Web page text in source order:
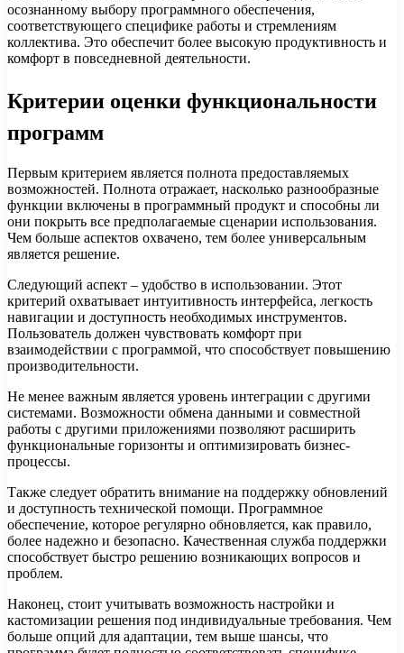
осознанному выбору программного обеспечения,
соответствующего специфике работы и стремлениям
коллектива. Это обеспечит более высокую продуктивность и
комфорт в повседневной деятельности.
Критерии оценки функциональности
программ
Первым критерием является полнота предоставляемых
возможностей. Полнота отражает, насколько разнообразные
функции включены в программный продукт и способны ли
они покрыть все предполагаемые сценарии использования.
Чем больше аспектов охвачено, тем более универсальным
является решение.
Следующий аспект – удобство в использовании. Этот
критерий охватывает интуитивность интерфейса, легкость
навигации и доступность необходимых инструментов.
Пользователь должен чувствовать комфорт при
взаимодействии с программой, что способствует повышению
производительности.
Не менее важным является уровень интеграции с другими
системами. Возможности обмена данными и совместной
работы с другими приложениями позволяют расширить
функциональные горизонты и оптимизировать бизнес-
процессы.
Также следует обратить внимание на поддержку обновлений
и доступность технической помощи. Программное
обеспечение, которое регулярно обновляется, как правило,
более надежно и безопасно. Качественная служба поддержки
способствует быстро решению возникающих вопросов и
проблем.
Наконец, стоит учитывать возможность настройки и
кастомизации решения под индивидуальные требования. Чем
больше опций для адаптации, тем выше шансы, что